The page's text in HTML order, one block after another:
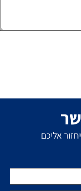
אליכם